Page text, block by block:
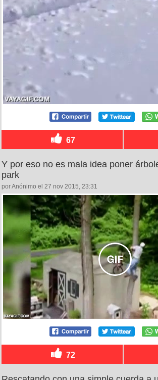
67
Y por eso no es mala idea poner
park
por Anónimo el 27 nov 2015, 23:31
72